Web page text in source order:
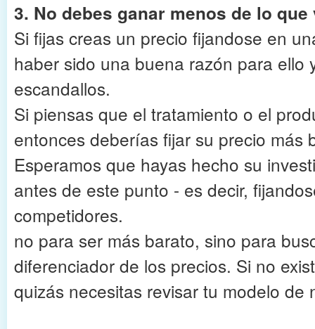
3. No debes ganar menos de lo
Si fijas creas un precio fijandose en
haber sido una buena razón para ello
escandallos.
Si piensas que el tratamiento o el
entonces deberías fijar su precio más
Esperamos que hayas hecho su
antes de este punto - es decir,
competidores.
no para ser más barato, sino para
diferenciador de los precios. Si no
quizás necesitas revisar tu modelo de